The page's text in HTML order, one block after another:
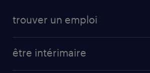
trouver un emploi
être intérimaire